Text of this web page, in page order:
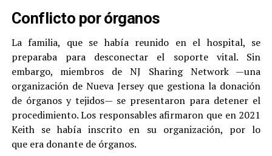
Conflicto por órganos
La familia, que se había reunido en el hospital, se
preparaba para desconectar el soporte vital. Sin
embargo, miembros de NJ Sharing Network —una
organización de Nueva Jersey que gestiona la donación
de órganos y tejidos— se presentaron para detener el
procedimiento. Los responsables afirmaron que en 2021
Keith se había inscrito en su organización, por lo
que era donante de órganos.